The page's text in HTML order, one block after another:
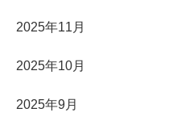
2025年11月
2025年10月
2025年9月